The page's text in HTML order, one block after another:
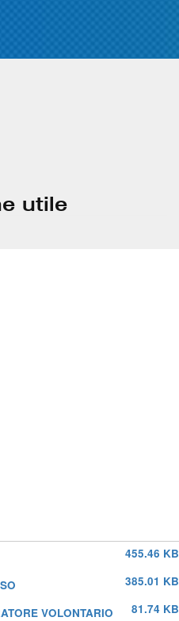
utile
455.46 KB
385.01 KB
VOLONTARIO 81.74 KB